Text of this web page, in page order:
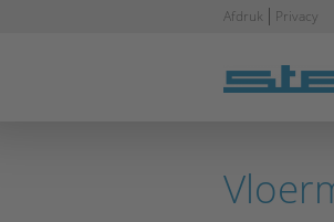
Navigatie
Afdruk Privacy